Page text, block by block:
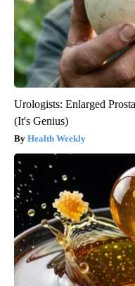
Urologists: Enlarged
(It's Genius)
Health Weekly